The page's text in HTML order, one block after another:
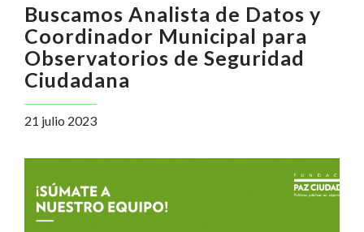
Buscamos Analista de Datos y
Coordinador Municipal para
Observatorios de Seguridad
Ciudadana
21 julio 2023